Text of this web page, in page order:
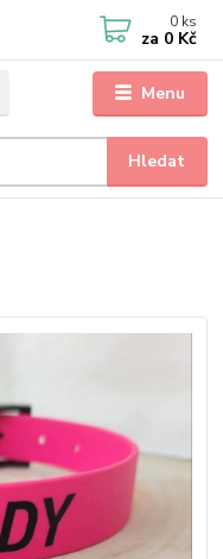
Menu
Hledat
0 ks
za 0 Kč